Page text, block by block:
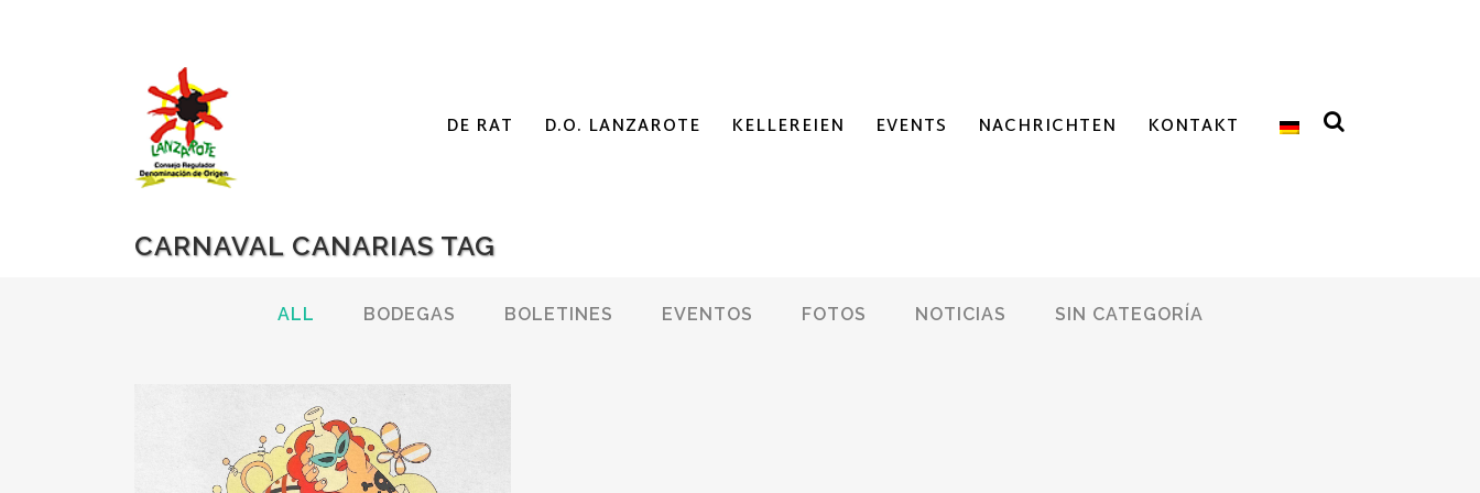
DE RAT D.O. LANZAROTE KELLEREIEN EVENTS NACHRICHTEN KONTAKT
CARNAVAL CANARIAS TAG
ALL BODEGAS BOLETINES EVENTOS FOTOS NOTICIAS SIN CATEGORÍA